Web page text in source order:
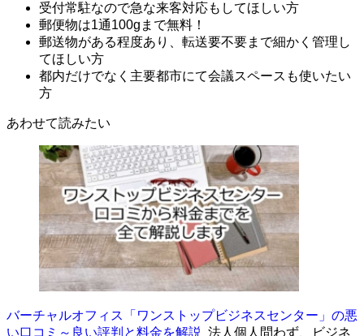
受付常駐なので急な来客対応もしてほしい方
郵便物は1通100gまで無料！
郵送物がある程度あり、転送要不要まで細かく管理し
てほしい方
都内だけでなく主要都市にて会議スペースも使いたい
方
あわせて読みたい
バーチャルオフィス「ワンストップビジネスセンター」の悪
い口コミ～良い評判と料金を解説 法人個人問わず、ビジネ